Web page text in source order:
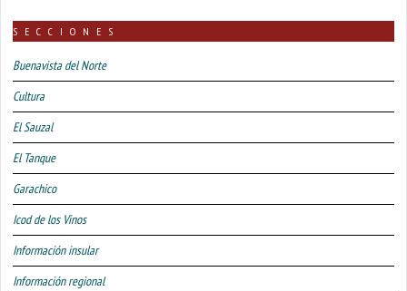
SECCIONES
Buenavista del Norte
Cultura
El Sauzal
El Tanque
Garachico
Icod de los Vinos
Información insular
Información regional